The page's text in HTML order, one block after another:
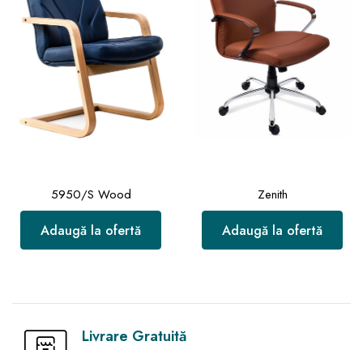
5950/S Wood
Adaugă la ofertă
Zenith
Adaugă la ofertă
Livrare Gratuită